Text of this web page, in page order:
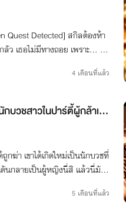
Quest Detected] สกิลต้องห้า
ว เธอไม่มีทางถอย เพราะ... กด
4 เดือนที่แล้ว
บวชสาวในปาร์ตี้ผู้กล้าเนี่
กฆ่า เขาได้เกิดใหม่เป็นนักบวชที่
นกลายเป็นผู้หญิงนี่สิ แล้วนี่มัน
5 เดือนที่แล้ว